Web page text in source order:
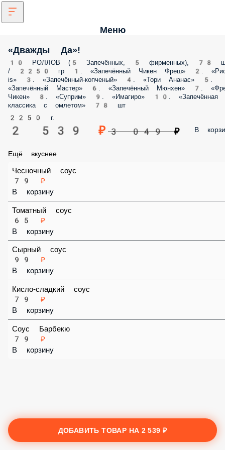
Меню
«Дважды Да»!
10 РОЛЛОВ (5 Запечённых, 5 фирменных), 78
/ 2250 гр 1. «Запечённый Чикен Фреш» 2.
is» 3. «Запечённый-копченый» 4. «Тори Ананас» 5.
«Запечённый Мастер» 6. «Запечённый Мюнхен» 7.
Чикен» 8. «Суприм» 9. «Имагиро» 10. «Запечённая
классика с омлетом» 78 шт
2250 г.
2 539 ₽ 3 049 ₽ В
Ещё вкуснее
Чесночный соус
79 ₽
В корзину
Томатный соус
65 ₽
В корзину
Сырный соус
99 ₽
В корзину
Кисло-сладкий соус
79 ₽
В корзину
Соус Барбекю
79 ₽
ДОБАВИТЬ ТОВАР НА 2 539 ₽